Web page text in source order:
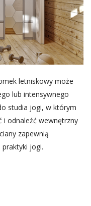
letniskowy może
lub intensywnego
studia jogi, w którym
odnaleźć wewnętrzny
zapewnią
praktyki jogi.